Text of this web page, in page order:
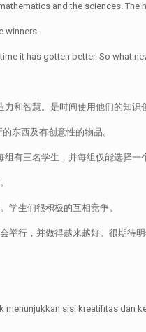
and the sciences.
winners.
it has gotten better. So what
和智慧。是时间使用他们的知识
东西及有创意性的物品。
有三名学生，并每组仅能选择一
学生们很积极的互相竞争。
举行，并做得越来越好。很期待
sisi kreatifitas dan